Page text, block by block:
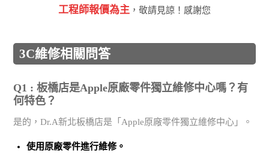
⼯程師報價為主 ，敬請⾒諒！感謝您
3C維修相關問答
Q1 : 板橋店是Apple原廠零件獨立維修中心嗎？有
何特色？
是的，Dr.A新北板橋店是「Apple原廠零件獨立維修中心」。
使用原廠零件進行維修。